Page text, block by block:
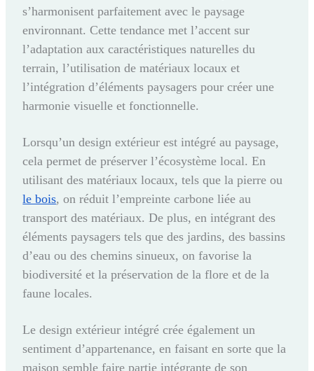
s’harmonisent parfaitement avec le paysage
environnant. Cette tendance met l’accent sur
l’adaptation aux caractéristiques naturelles du
terrain, l’utilisation de matériaux locaux et
l’intégration d’éléments paysagers pour créer une
harmonie visuelle et fonctionnelle.
Lorsqu’un design extérieur est intégré au paysage,
cela permet de préserver l’écosystème local. En
utilisant des matériaux locaux, tels que la pierre ou
le bois, on réduit l’empreinte carbone liée au
transport des matériaux. De plus, en intégrant des
éléments paysagers tels que des jardins, des bassins
d’eau ou des chemins sinueux, on favorise la
biodiversité et la préservation de la flore et de la
faune locales.
Le design extérieur intégré crée également un
sentiment d’appartenance, en faisant en sorte que la
maison semble faire partie intégrante de son